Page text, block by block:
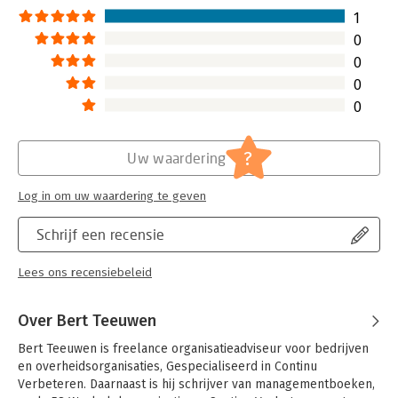
aantal direct in de praktijk
toepasbare praktische handvatten.
1
0
0
0
0
Schrijf een recensie
Lees ons recensiebeleid
Uw waardering ?
Log in om uw waardering te geven
Over Bert Teeuwen
Bert Teeuwen is freelance organisatieadviseur voor bedrijven
en overheidsorganisaties, Gespecialiseerd in Continu
Verbeteren. Daarnaast is hij schrijver van managementboeken,